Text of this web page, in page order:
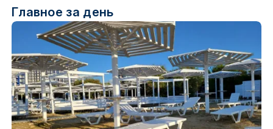
Главное за день